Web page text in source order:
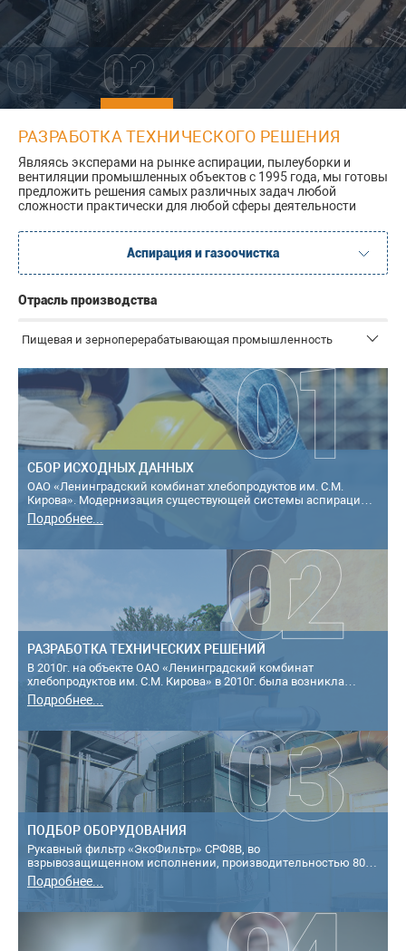
РАЗРАБОТКА ТЕХНИЧЕСКОГО РЕШЕНИЯ
Являясь эксперами на рынке аспирации, пылеуборки и
вентиляции промышленных объектов с 1995 года, мы готовы
предложить решения самых различных задач любой
сложности практически для любой сферы деятельности
Аспирация и газоочистка
Промышленная вакуумная пылеуборка
Измерительное оборудование и средства
Отрасль производства
Пищевая и зерноперерабатывающая промышленность
СБОР ИСХОДНЫХ ДАННЫХ
ОАО «Ленинградский комбинат хлебопродуктов им. С.М.
Кирова». Модернизация существующей системы аспирации,
обслуживающей технологическое об...
Подробнее...
РАЗРАБОТКА ТЕХНИЧЕСКИХ РЕШЕНИЙ
В 2010г. на объекте ОАО «Ленинградский комбинат
хлебопродуктов им. С.М. Кирова» в 2010г. была возникла
необходимость модернизация существу...
Подробнее...
ПОДБОР ОБОРУДОВАНИЯ
Рукавный фильтр «ЭкоФильтр» СРФ8В, во
взрывозащищенном исполнении, производительностью 8000
м3/ч, за наружной стеной перегрузочной башни н...
Подробнее...